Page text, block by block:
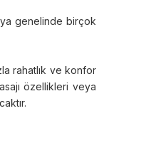
genelinde birçok
rahatlık ve konfor
özellikleri veya